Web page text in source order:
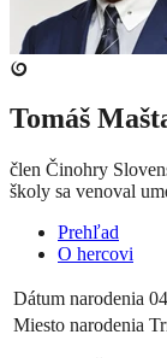
Tomáš
člen Činohry
školy sa venoval
Prehľad
O hercovi
Dátum narodenia
Miesto narodenia